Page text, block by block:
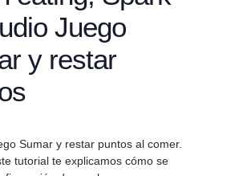
Juego
y restar
Sumar y restar puntos al comer.
tutorial te explicamos cómo se